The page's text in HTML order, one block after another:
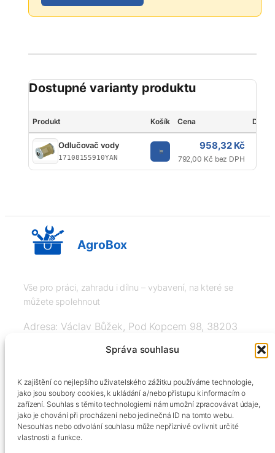
Správa souhlasu
K zajištění co nejlepšího uživatelského zážitku používáme technologie,
jako jsou soubory cookies, k ukládání a/nebo přístupu k informacím o
zařízení. Souhlas s těmito technologiemi nám umožní zpracovávat údaje,
jako je chování při procházení nebo jedinečná ID na tomto webu.
Nesouhlas nebo odvolání souhlasu může nepříznivě ovlivnit určité
vlastnosti a funkce.
Dostupné varianty produktu
Produkt Košík Cena Délka
Odlučovač vody
17108155910YAN
958,32 Kč
792,00 Kč bez DPH
AgroBox
Vše pro práci, zahradu i dílnu – vybavení, na které se
můžete spolehnout
Adresa: Václav Bůžek, Pod Kopcem 98, 38203
+420606334248, info@agrobox.cz